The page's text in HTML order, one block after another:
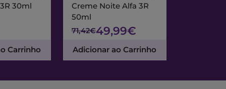
30ml
Carrinho
Creme Noite Alfa 3R
50ml
71,42€49,99€
Adicionar ao Carrinho